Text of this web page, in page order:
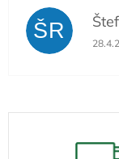
ŠR